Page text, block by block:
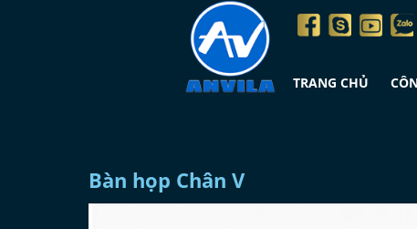
TRANG CHỦ
Bàn họp Chân V